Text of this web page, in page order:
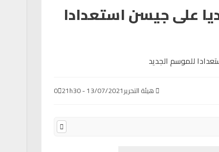
على جيسن استعدادا
هيئة التحرير13/07/2021 - 21h30
0